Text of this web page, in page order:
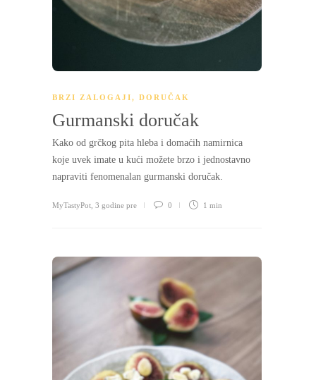
BRZI ZALOGAJI, DORUČAK
Gurmanski doručak
Kako od grčkog pita hleba i domaćih namirnica
koje uvek imate u kući možete brzo i jednostavno
napraviti fenomenalan gurmanski doručak.
MyTastyPot, 3 godine pre 0 1 min